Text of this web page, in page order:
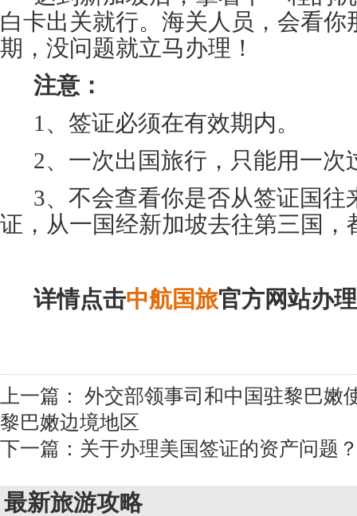
白卡出关就行。海关人员，会看
期，没问题就立马办理！
注意：
1、签证必须在有效期内。
2、一次出国旅行，只能用一次
3、不会查看你是否从签证国往
证，从一国经新加坡去往第三国，
详情点击中航国旅官方网站办
上一篇： 外交部领事司和中国驻黎巴嫩
黎巴嫩边境地区
下一篇： 关于办理美国签证的资产问题
最新旅游攻略